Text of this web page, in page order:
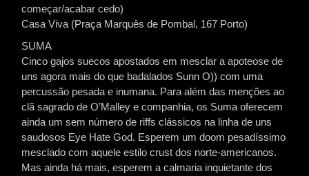
começar/acabar cedo)
Casa Viva (Praça Marquês de Pombal, 167 Porto)
SUMA
Cinco gajos suecos apostados em mesclar a apoteose de
uns agora mais do que badalados Sunn O)) com uma
percussão pesada e inumana. Para além das menções ao
clã sagrado de O’Malley e companhia, os Suma oferecem
ainda um sem número de riffs clássicos na linha de uns
saudosos Eye Hate God. Esperem um doom pesadíssimo
mesclado com aquele estilo crust dos norte-americanos.
Mas ainda há mais, esperem a calmaria inquietante dos